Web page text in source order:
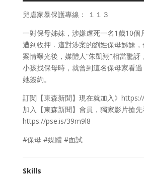
兒虐家暴保護專線： １１３
一對保母姊妹，涉嫌虐死一名1歲10個
遭到收押．這對涉案的劉姓保母姊妹，
案情曝光後，媒體人”朱凱翔”相當驚訝
小孩找保母時，就曾到這名保母家看
她簽約。
訂閱【東森新聞】現在就加入》
加入【東森新聞】會員，獨家影片搶先
https://pse.is/39m9l8
#保母 #媒體 #面試
Skills